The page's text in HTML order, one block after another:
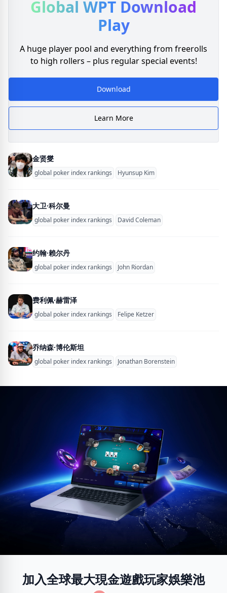
Global WPT Download
Play
A huge player pool and everything from freerolls
to high rollers – plus regular special events!
Download
Learn More
金贤燮
global poker index rankings Hyunsup Kim
大卫·科尔曼
global poker index rankings David Coleman
约翰·赖尔丹
global poker index rankings John Riordan
费利佩·赫雷泽
global poker index rankings Felipe Ketzer
乔纳森·博伦斯坦
global poker index rankings Jonathan Borenstein
加入全球最大現金遊戲玩家娛樂池